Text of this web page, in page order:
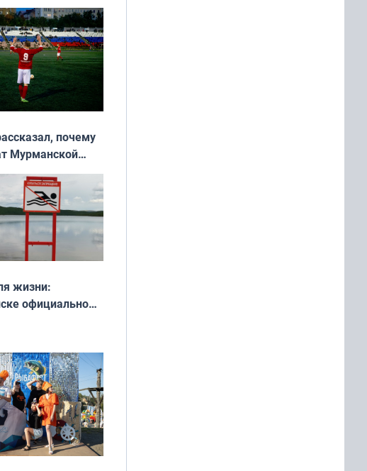
почему
Мурманской
футболу остался
жизни:
официально